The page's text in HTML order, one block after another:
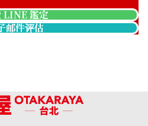
3D Trio Messenger
LINE 鑑定
邮件评估